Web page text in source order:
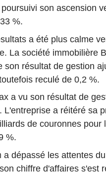
son ascension
%.
a été plus calme
La société immobilière
son résultat de gestion
reculé de 0,2 %.
a vu son résultat de
a réitéré sa
de couronnes pour
%.
dépassé les attentes
chiffre d'affaires s'est